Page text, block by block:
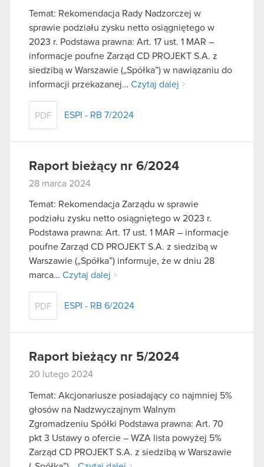
Temat: Rekomendacja Rady Nadzorczej w
sprawie podziału zysku netto osiągniętego w
2023 r. Podstawa prawna: Art. 17 ust. 1 MAR –
informacje poufne Zarząd CD PROJEKT S.A. z
siedzibą w Warszawie („Spółka”) w nawiązaniu do
informacji przekazanej… Czytaj dalej
PDF ESPI - RB 7/2024
Raport bieżący nr 6/2024
28 marca 2024
Temat: Rekomendacja Zarządu w sprawie
podziału zysku netto osiągniętego w 2023 r.
Podstawa prawna: Art. 17 ust. 1 MAR – informacje
poufne Zarząd CD PROJEKT S.A. z siedzibą w
Warszawie („Spółka”) informuje, że w dniu 28
marca… Czytaj dalej
PDF ESPI - RB 6/2024
Raport bieżący nr 5/2024
20 lutego 2024
Temat: Akcjonariusze posiadający co najmniej 5%
głosów na Nadzwyczajnym Walnym
Zgromadzeniu Spółki Podstawa prawna: Art. 70
pkt 3 Ustawy o ofercie – WZA lista powyżej 5%
Zarząd CD PROJEKT S.A. z siedzibą w Warszawie